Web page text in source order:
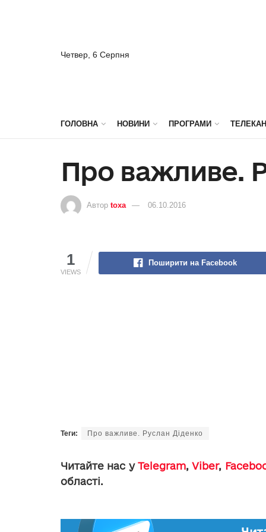
Четвер, 6 Серпня
ГОЛОВНА НОВИНИ ПРОГРАМИ
Про важливе.
Автор toxa 06.10.2016
1
VIEWS
Поширити на Facebook
Теги: Про важливе. Руслан Діденко
Читайте нас уTelegram,Viber,
області.